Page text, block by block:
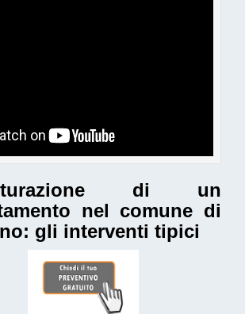
di un
nel comune di
: gli interventi tipici